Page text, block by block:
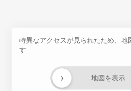
特異なアクセスが見られたため、地
す
地図を表示
›